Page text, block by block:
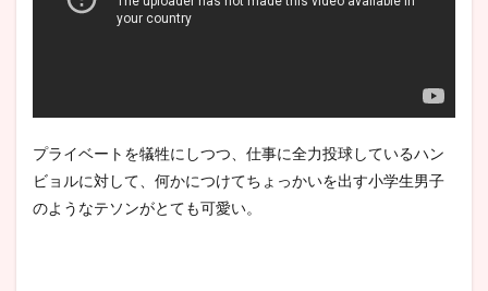
プライベートを犠牲にしつつ、仕事に全力投球しているハン
ビョルに対して、何かにつけてちょっかいを出す小学生男子
のようなテソンがとても可愛い。